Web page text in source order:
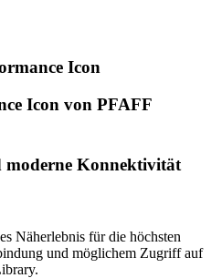
Icon
Icon von PFAFF
Konnektivität
Näherlebnis für die höchsten
und möglichem Zugriff auf